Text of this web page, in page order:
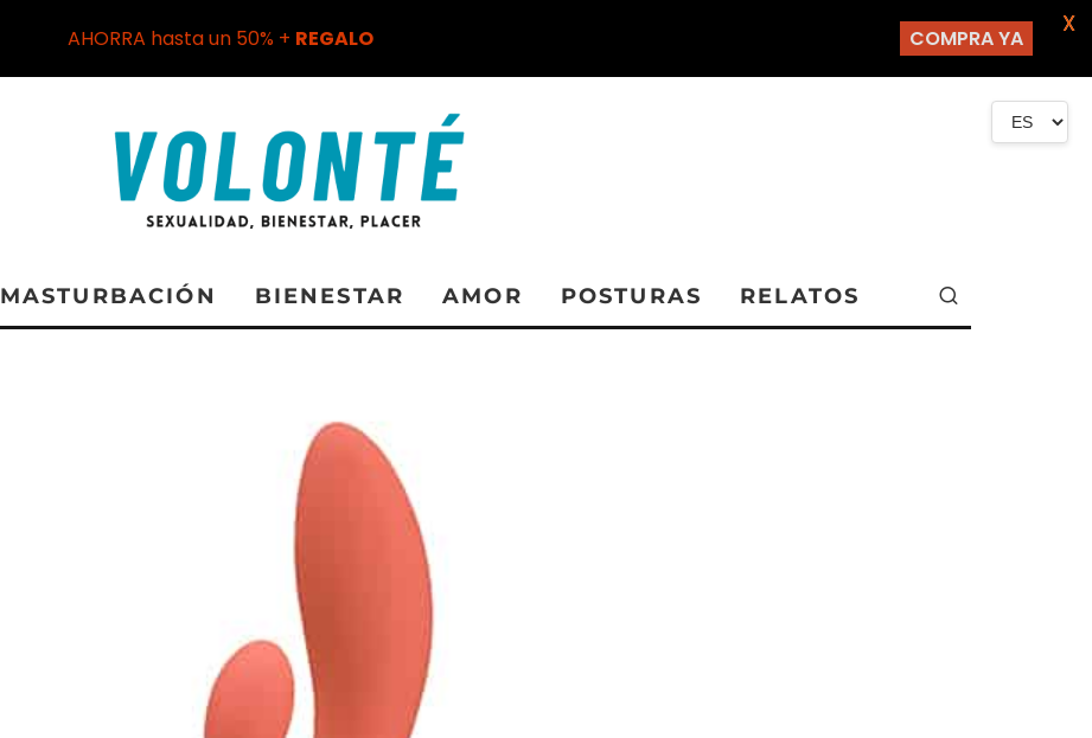
MASTURBACIÓN BIENESTAR AMOR POSTURAS RELATOS
AHORRA hasta un 50% + REGALO COMPRA YA
X